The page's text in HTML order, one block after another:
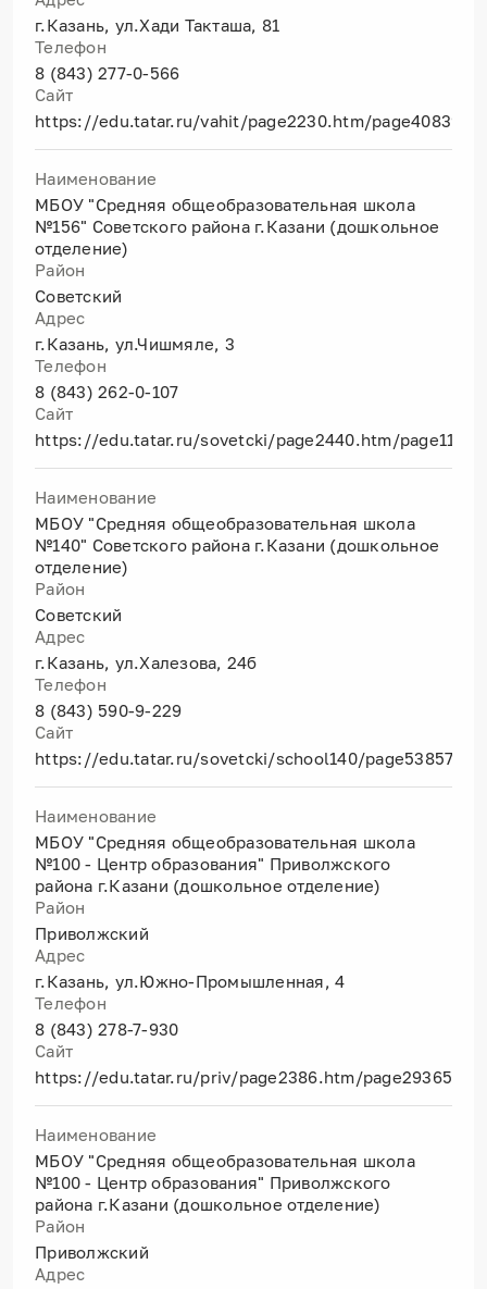
г.Казань, ул.Хади Такташа, 81
Телефон
8 (843) 277-0-566
Сайт
https://edu.tatar.ru/vahit/page2230.htm/
Наименование
МБОУ "Средняя общеобразовательная школа
№156" Советского района г.Казани (дошкольное
отделение)
Район
Советский
Адрес
г.Казань, ул.Чишмяле, 3
Телефон
8 (843) 262-0-107
Сайт
https://edu.tatar.ru/sovetcki/page2440.htm/
Наименование
МБОУ "Средняя общеобразовательная школа
№140" Советского района г.Казани (дошкольное
отделение)
Район
Советский
Адрес
г.Казань, ул.Халезова, 24б
Телефон
8 (843) 590-9-229
Сайт
https://edu.tatar.ru/sovetcki/school140/
Наименование
МБОУ "Средняя общеобразовательная школа
№100 - Центр образования" Приволжского
района г.Казани (дошкольное отделение)
Район
Приволжский
Адрес
г.Казань, ул.Южно-Промышленная, 4
Телефон
8 (843) 278-7-930
Сайт
https://edu.tatar.ru/priv/page2386.htm/
Наименование
МБОУ "Средняя общеобразовательная школа
№100 - Центр образования" Приволжского
района г.Казани (дошкольное отделение)
Район
Приволжский
Адрес